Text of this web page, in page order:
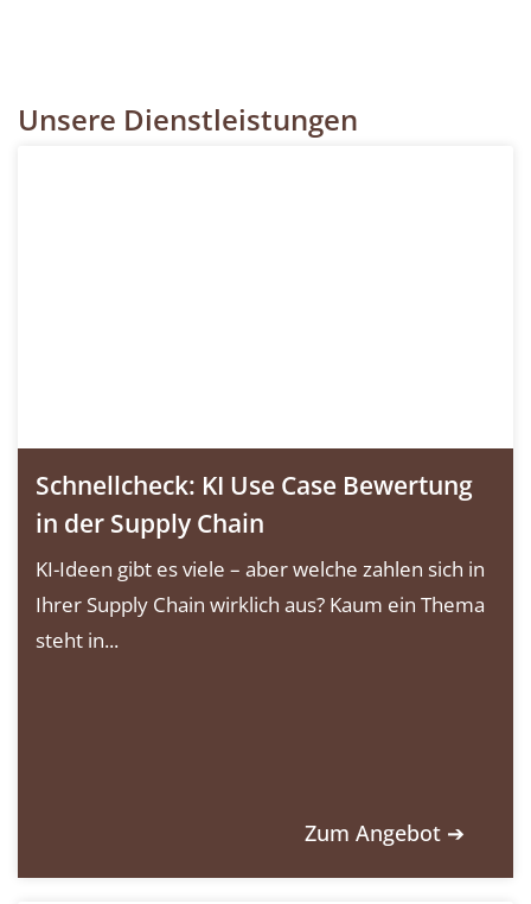
Unsere Dienstleistungen
Schnellcheck: KI Use Case Bewertung
in der Supply Chain
KI-Ideen gibt es viele – aber welche zahlen sich in
Ihrer Supply Chain wirklich aus? Kaum ein Thema
steht in...
Zum Angebot ➔